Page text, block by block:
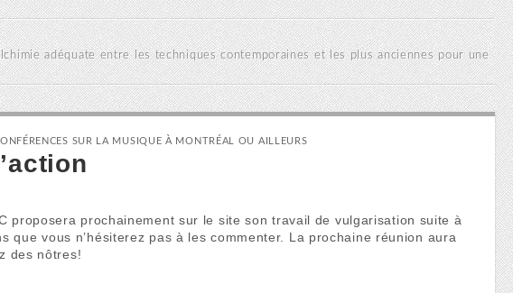
adéquate entre les techniques contemporaines et les plus anciennes pour une
SUR LA MUSIQUE À MONTRÉAL OU AILLEURS
proposera prochainement sur le site son travail de vulgarisation suite à
que vous n’hésiterez pas à les commenter. La prochaine réunion aura
des nôtres!